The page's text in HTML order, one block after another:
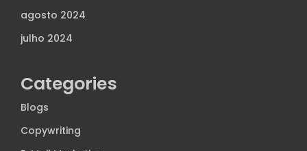
agosto 2024
julho 2024
Categories
Blogs
Copywriting